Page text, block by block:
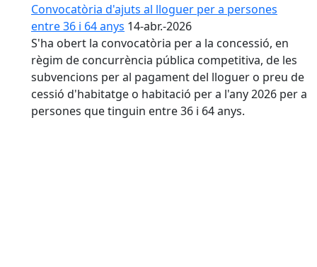
Convocatòria d'ajuts al lloguer per a persones
entre 36 i 64 anys 14-abr.-2026
S'ha obert la convocatòria per a la concessió, en
règim de concurrència pública competitiva, de les
subvencions per al pagament del lloguer o preu de
cessió d'habitatge o habitació per a l'any 2026 per a
persones que tinguin entre 36 i 64 anys.